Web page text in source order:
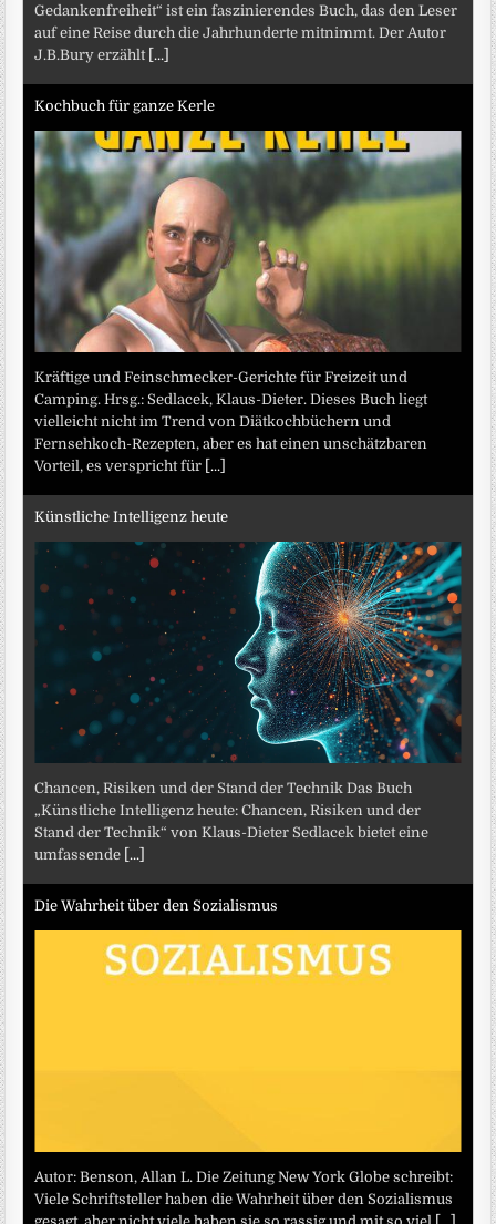
Gedankenfreiheit“ ist ein faszinierendes Buch, das den Leser
auf eine Reise durch die Jahrhunderte mitnimmt. Der Autor
J.B.Bury erzählt [...]
Kochbuch für ganze Kerle
Kräftige und Feinschmecker-Gerichte für Freizeit und
Camping. Hrsg.: Sedlacek, Klaus-Dieter. Dieses Buch liegt
vielleicht nicht im Trend von Diätkochbüchern und
Fernsehkoch-Rezepten, aber es hat einen unschätzbaren
Vorteil, es verspricht für [...]
Künstliche Intelligenz heute
Chancen, Risiken und der Stand der Technik Das Buch
„Künstliche Intelligenz heute: Chancen, Risiken und der
Stand der Technik“ von Klaus-Dieter Sedlacek bietet eine
umfassende [...]
Die Wahrheit über den Sozialismus
Autor: Benson, Allan L. Die Zeitung New York Globe schreibt:
Viele Schriftsteller haben die Wahrheit über den Sozialismus